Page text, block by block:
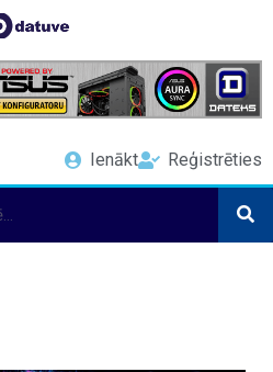
Ienākt Reģistrēties